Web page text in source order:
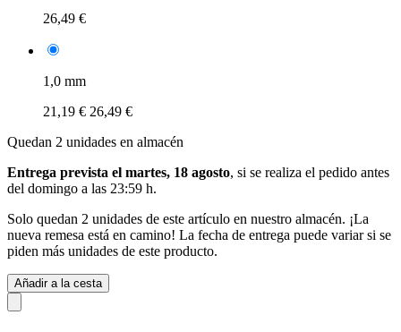
26,49 €
1,0 mm
21,19 € 26,49 €
Quedan 2 unidades en almacén
Entrega prevista el martes, 18 agosto, si se realiza el pedido antes
del domingo a las 23:59 h.
Solo quedan 2 unidades de este artículo en nuestro almacén. ¡La
nueva remesa está en camino! La fecha de entrega puede variar si se
piden más unidades de este producto.
Añadir a la cesta